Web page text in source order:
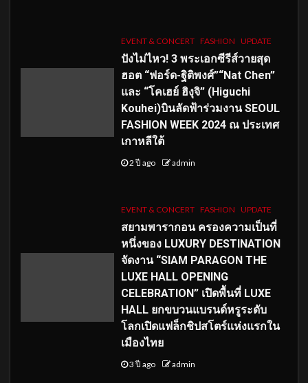
EVENT & CONCERT FASHION UPDATE
ปังไม่ไหว! 3 พระเอกซีรีส์วายสุด
ฮอต “ฟอร์ด-ฐิติพงศ์”“Nat Chen”
และ “โคเฮย์ ฮิงุจิ” (Higuchi
Kouhei)บินลัดฟ้าร่วมงาน SEOUL
FASHION WEEK 2024 ณ ประเทศ
เกาหลีใต้
2 ปี ago admin
EVENT & CONCERT FASHION UPDATE
สยามพารากอน ครองความเป็นที่
หนึ่งของ LUXURY DESTINATION
จัดงาน “SIAM PARAGON THE
LUXE HALL OPENING
CELEBRATION” เปิดพื้นที่ LUXE
HALL ยกขบวนแบรนด์หรูระดับ
โลกเปิดแฟล็กชิปสโตร์แห่งแรกใน
เมืองไทย
3 ปี ago admin